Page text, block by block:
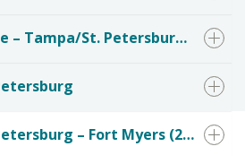
Tag 6: St. Augustine – Tampa/St. Petersburg (336km)
Tag 8: Tampa/St. Petersburg – Fort Myers (214km)